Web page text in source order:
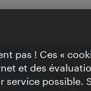
pas ! Ces «
et des
possible.